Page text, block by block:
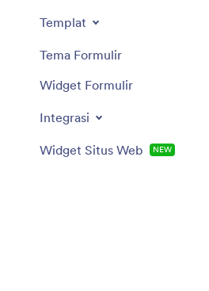
Templat
Tema Formulir
Widget Formulir
Integrasi
Widget Situs Web NEW